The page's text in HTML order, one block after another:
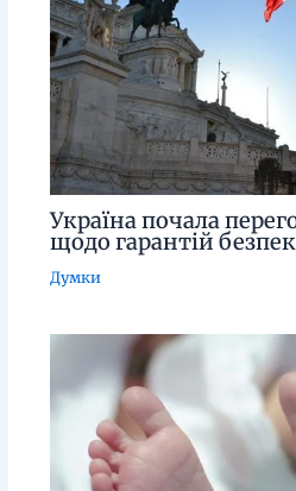
Україна почала
щодо гарантій
Думки